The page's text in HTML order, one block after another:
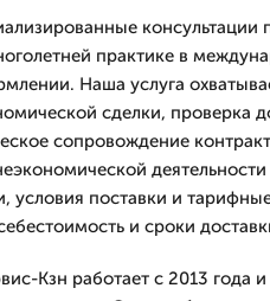
консультации
практике в
Наша услуга
сделки, проверка
сопровождение
деятельности
условия поставки и
и сроки
Кзн работает с 2013 года